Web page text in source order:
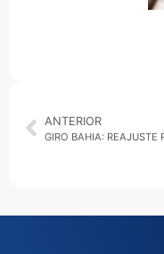
ANTERIOR